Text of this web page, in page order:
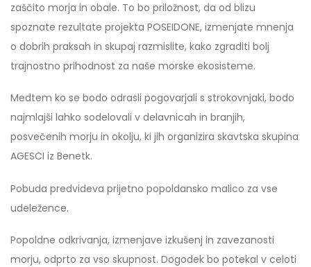
zaščito morja in obale. To bo priložnost, da od blizu
spoznate rezultate projekta POSEIDONE, izmenjate mnenja
o dobrih praksah in skupaj razmislite, kako zgraditi bolj
trajnostno prihodnost za naše morske ekosisteme.
Medtem ko se bodo odrasli pogovarjali s strokovnjaki, bodo
najmlajši lahko sodelovali v delavnicah in branjih,
posvečenih morju in okolju, ki jih organizira skavtska skupina
AGESCI iz Benetk.
Pobuda predvideva prijetno popoldansko malico za vse
udeležence.
Popoldne odkrivanja, izmenjave izkušenj in zavezanosti
morju, odprto za vso skupnost. Dogodek bo potekal v celoti